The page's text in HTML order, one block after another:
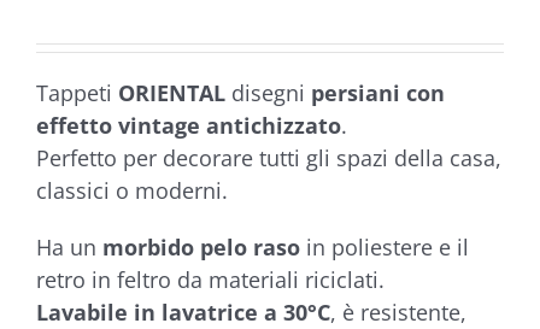
€175,90
Tappeti ORIENTAL disegni persiani con
effetto vintage antichizzato.
Perfetto per decorare tutti gli spazi della casa,
classici o moderni.
Ha un morbido pelo raso in poliestere e il
retro in feltro da materiali riciclati.
Lavabile in lavatrice a 30°C, è resistente,